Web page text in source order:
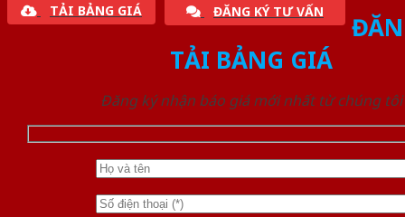
TẢI BẢNG GIÁ ĐĂNG KÝ TƯ VẤN
TẢI BẢNG GIÁ
Đăng ký nhận báo giá mới nhất từ chúng tôi